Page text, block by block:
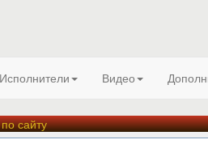
Исполнители Видео
сайту